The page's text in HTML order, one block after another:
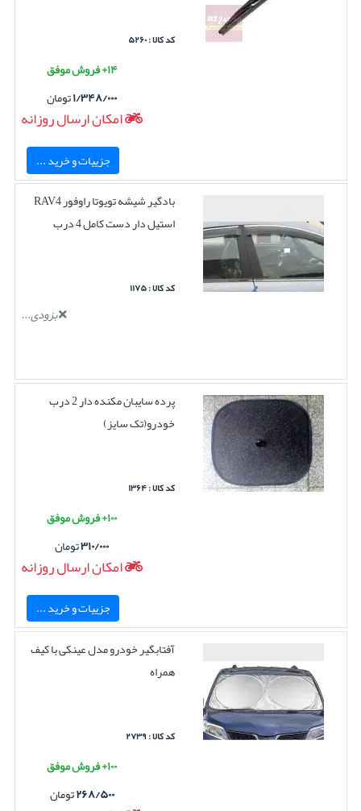
کد کالا : ۵۲۶۰
۱۴+ فروش موفق
۱/۳۴۸/۰۰۰تومان
امکان ارسال روزانه
جزییات و خرید ...
بادگیر شیشه تویوتا راوفور RAV4
استیل دار دست کامل 4 درب
کد کالا : ۱۱۷۵
بزودی...
پرده سایبان مکنده دار 2 درب
خودرو(تک سایز)
کد کالا : ۱۳۶۴
۱۰۰+ فروش موفق
۳۱۰/۰۰۰تومان
امکان ارسال روزانه
جزییات و خرید ...
آفتابگیر خودرو مدل عینکی با کیف
همراه
کد کالا : ۲۷۳۹
۱۰۰+ فروش موفق
۲۶۸/۵۰۰تومان